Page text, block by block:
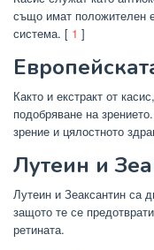
също имат положителен
система. [ 1 ]
Както и екстракт от
подобряване на
зрение и цялостното
Лутеин и
Лутеин и Зеаксантин са
защото те се
ретината.